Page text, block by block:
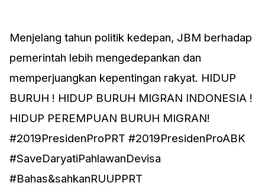
Menjelang tahun politik kedepan, JBM berhadap
pemerintah lebih mengedepankan dan
memperjuangkan kepentingan rakyat. HIDUP
BURUH ! HIDUP BURUH MIGRAN INDONESIA !
HIDUP PEREMPUAN BURUH MIGRAN!
#2019PresidenProPRT #2019PresidenProABK
#SaveDaryatiPahlawanDevisa
#Bahas&sahkanRUUPPRT